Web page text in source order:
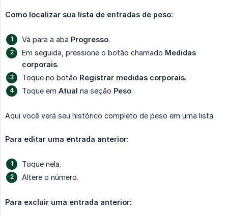
Como localizar sua lista de entradas de peso:
Vá para a aba Progresso.
Em seguida, pressione o botão chamado Medidas
corporais.
Toque no botão Registrar medidas corporais.
Toque em Atual na seção Peso.
Aqui você verá seu histórico completo de peso em uma lista.
Para editar uma entrada anterior:
Toque nela.
Altere o número.
Para excluir uma entrada anterior: